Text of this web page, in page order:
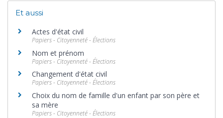
Et aussi
Actes d'état civil
Papiers - Citoyenneté - Élections
Nom et prénom
Papiers - Citoyenneté - Élections
Changement d'état civil
Papiers - Citoyenneté - Élections
Choix du nom de famille d'un enfant par son père et
sa mère
Papiers - Citoyenneté - Élections